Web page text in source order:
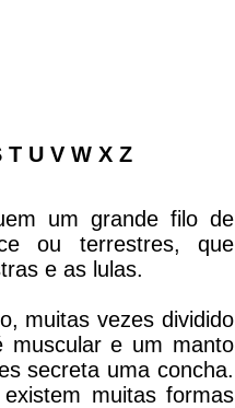
U V W X Z
um grande filo de
ou terrestres, que
e as lulas.
muitas vezes dividido
muscular e um manto
secreta uma concha.
muitas formas